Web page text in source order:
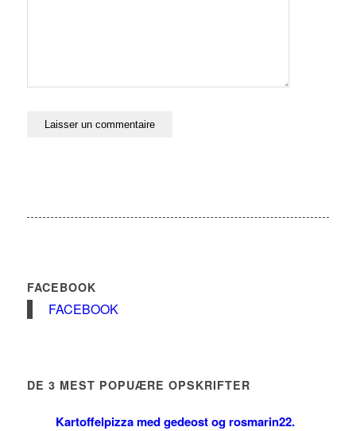
FACEBOOK
FACEBOOK
DE 3 MEST POPUÆRE OPSKRIFTER
Kartoffelpizza med gedeost og rosmarin22.